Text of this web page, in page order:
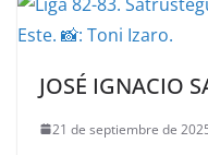
JOSÉ IGNACIO
21 de septiembre de